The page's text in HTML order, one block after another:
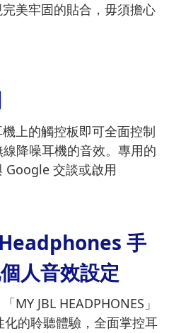
美牢固的貼合，毋須擔心
上的觸控板即可全面控制
線降噪耳機的音效。專用的
Google 交談或啟用
手
人音效設定
MY JBL HEADPHONES」
的聆聽體驗，全面掌控耳